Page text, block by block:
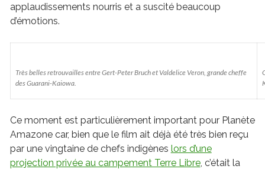
applaudissements nourris et a suscité beaucoup
d’émotions.
Très belles retrouvailles entre Gert-Peter Bruch et Valdelice Veron, grande cheffe
des Guarani-Kaiowa.
Ce moment est particulièrement important pour Planète
Amazone car, bien que le film ait déjà été très bien reçu
par une vingtaine de chefs indigènes lors d’une
projection privée au campement Terre Libre, c’était la